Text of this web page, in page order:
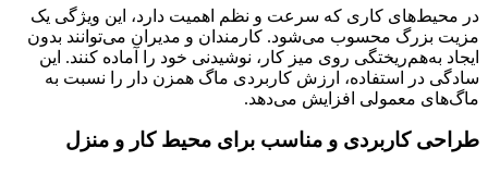
در محیط‌های کاری که سرعت و نظم اهمیت دارد، این ویژگی یک
مزیت بزرگ محسوب می‌شود. کارمندان و مدیران می‌توانند بدون
ایجاد به‌هم‌ریختگی روی میز کار، نوشیدنی خود را آماده کنند. این
سادگی در استفاده، ارزش کاربردی ماگ همزن دار را نسبت به
ماگ‌های معمولی افزایش می‌دهد.
طراحی کاربردی و مناسب برای محیط کار و منزل